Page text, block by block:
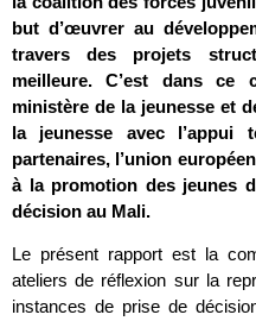
but d’œuvrer au
travers des projets
meilleure. C’est dans ce
ministère de la jeunesse et
la jeunesse avec l’appui
partenaires, l’union
à la promotion des jeunes
décision au Mali.
Le présent rapport est la
ateliers de réflexion sur la
instances de prise de